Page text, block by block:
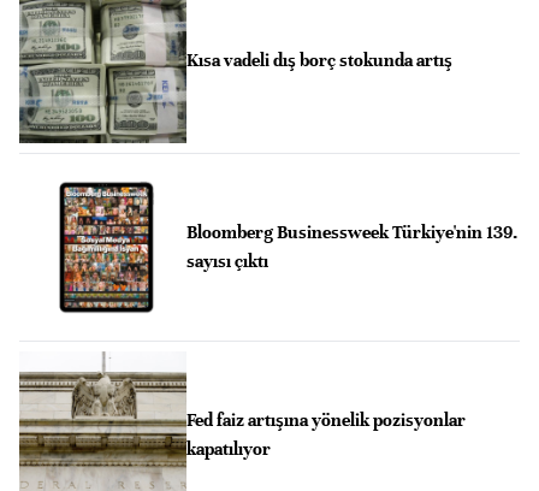
Kısa vadeli dış borç stokunda artış
Bloomberg Businessweek Türkiye'nin 139.
sayısı çıktı
Fed faiz artışına yönelik pozisyonlar
kapatılıyor